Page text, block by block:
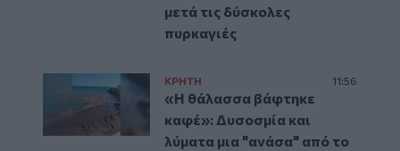
μετά τις δύσκολες
πυρκαγιές
ΚΡΗΤΗ 11:56
«Η θάλασσα βάφτηκε
καφέ»: Δυσοσμία και
λύματα μια "ανάσα" από το